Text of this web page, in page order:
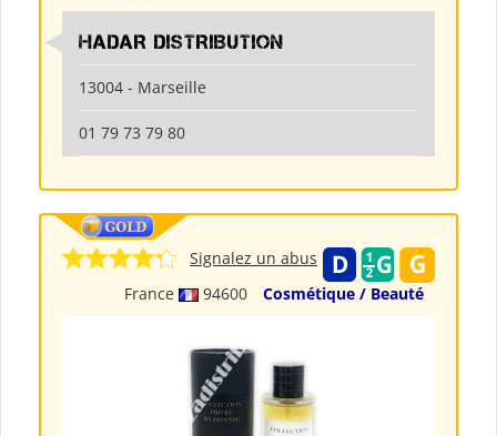
HADAR DISTRIBUTION
13004 - Marseille
01 79 73 79 80
France 94600 Cosmétique / Beauté
Signalez un abus